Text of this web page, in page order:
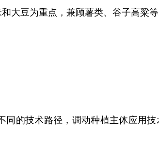
豆为重点，兼顾薯类、谷子高粱等
的技术路径，调动种植主体应用技